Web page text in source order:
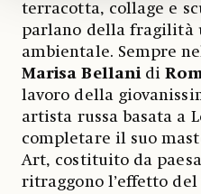
terracotta, collage e
parlano della fragilità
ambientale. Sempre
Marisa Bellanidi
lavoro della
artista russa basata a
completare il suo
Art, costituito da
ritraggono l’effetto